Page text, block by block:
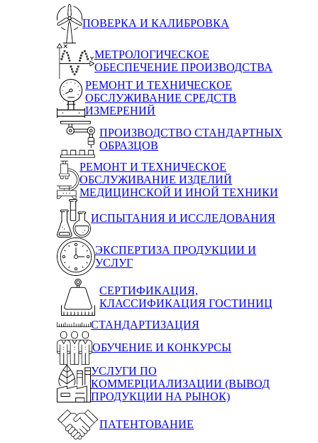
ПОВЕРКА И КАЛИБРОВКА
МЕТРОЛОГИЧЕСКОЕ
ОБЕСПЕЧЕНИЕ ПРОИЗВОДСТВА
РЕМОНТ И ТЕХНИЧЕСКОЕ
ОБСЛУЖИВАНИЕ СРЕДСТВ
ИЗМЕРЕНИЙ
ПРОИЗВОДСТВО СТАНДАРТНЫХ
ОБРАЗЦОВ
РЕМОНТ И ТЕХНИЧЕСКОЕ
ОБСЛУЖИВАНИЕ ИЗДЕЛИЙ
МЕДИЦИНСКОЙ И ИНОЙ ТЕХНИКИ
ИСПЫТАНИЯ И ИССЛЕДОВАНИЯ
ЭКСПЕРТИЗА ПРОДУКЦИИ И
УСЛУГ
СЕРТИФИКАЦИЯ,
КЛАССИФИКАЦИЯ ГОСТИНИЦ
СТАНДАРТИЗАЦИЯ
ОБУЧЕНИЕ И КОНКУРСЫ
УСЛУГИ ПО
КОММЕРЦИАЛИЗАЦИИ (ВЫВОД
ПРОДУКЦИИ НА РЫНОК)
ПАТЕНТОВАНИЕ